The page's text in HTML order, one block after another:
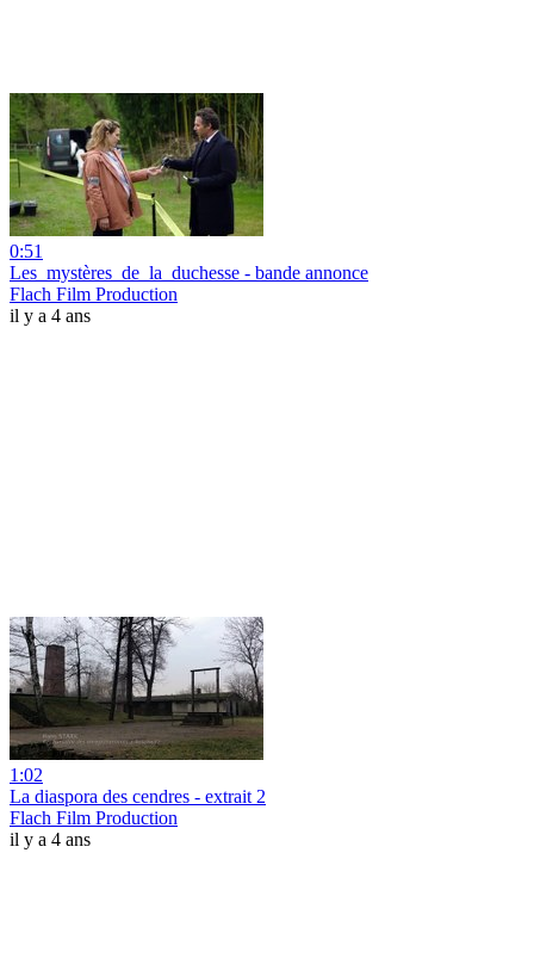
0:51
Les_mystères_de_la_duchesse - bande annonce
Flach Film Production
il y a 4 ans
1:02
La diaspora des cendres - extrait 2
Flach Film Production
il y a 4 ans